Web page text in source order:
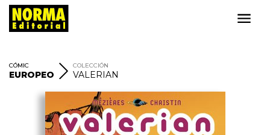
CÓMIC
EUROPEO
COLECCIÓN
VALERIAN